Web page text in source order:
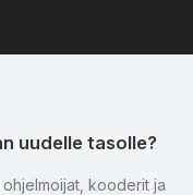
uudelle tasolle?
kooderit ja